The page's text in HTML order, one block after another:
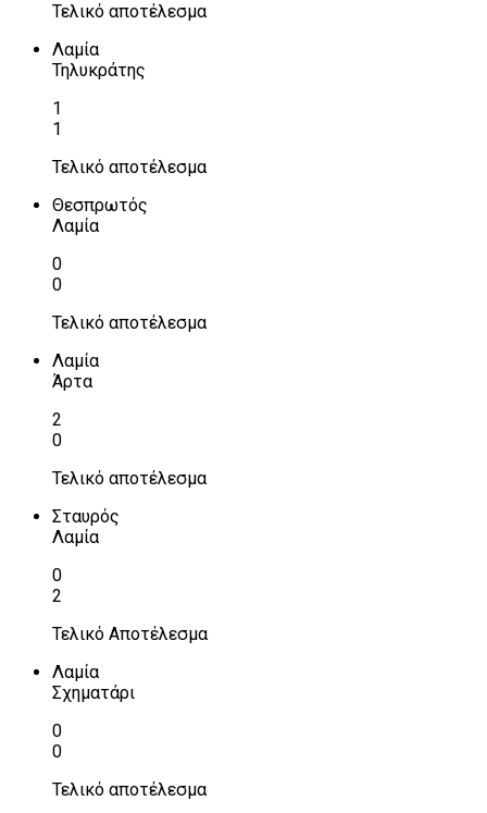
Τελικό αποτέλεσμα
Λαμία
Τηλυκράτης
1
1
Τελικό αποτέλεσμα
Θεσπρωτός
Λαμία
0
0
Τελικό αποτέλεσμα
Λαμία
Άρτα
2
0
Τελικό αποτέλεσμα
Σταυρός
Λαμία
0
2
Τελικό Αποτέλεσμα
Λαμία
Σχηματάρι
0
0
Τελικό αποτέλεσμα